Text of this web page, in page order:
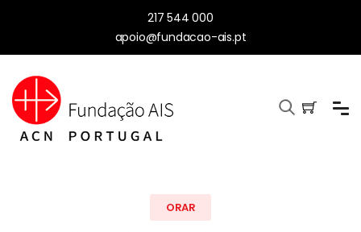
217 544 000
apoio@fundacao-ais.pt
ORAR